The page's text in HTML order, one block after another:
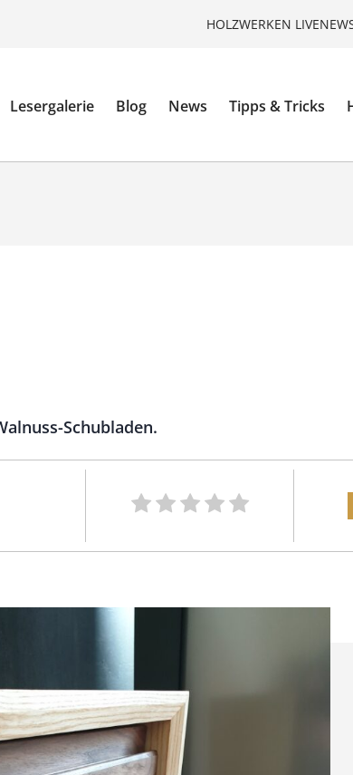
HOLZWERKEN LIVE
Lesergalerie Blog News Tipps & Tricks
Schubladen.